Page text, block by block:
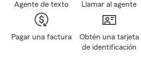
Agente de texto Llamar al agente
Pagar una factura
Obtén una tarjeta
de identificación